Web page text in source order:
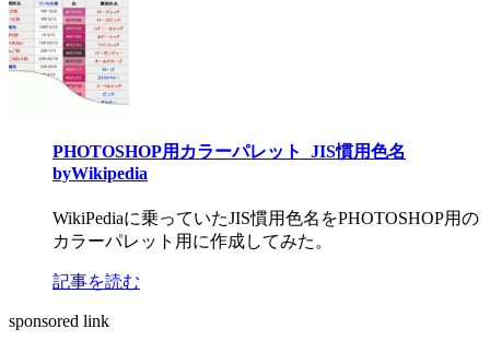
PHOTOSHOP用カラーパレット_JIS慣用色名
byWikipedia
WikiPediaに乗っていたJIS慣用色名をPHOTOSHOP用の
カラーパレット用に作成してみた。
記事を読む
sponsored link